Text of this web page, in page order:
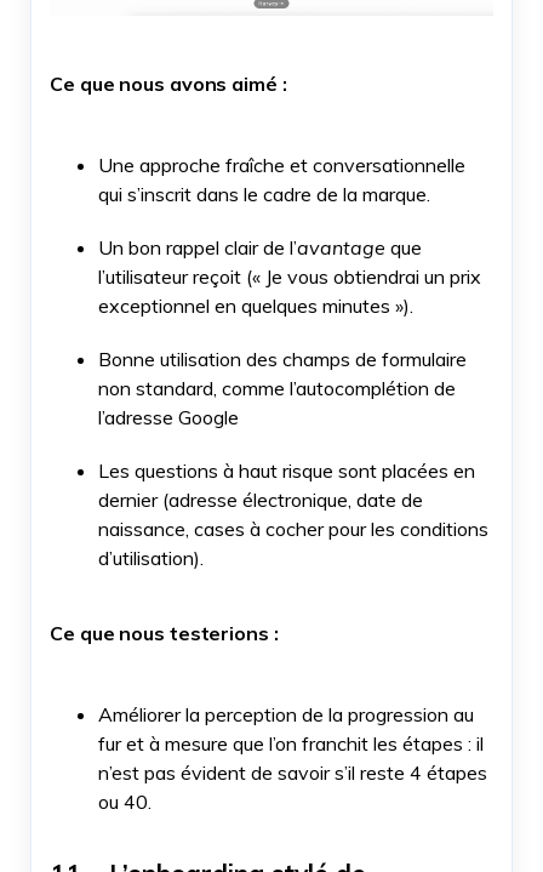
Ce que nous avons aimé :
Une approche fraîche et conversationnelle
qui s’inscrit dans le cadre de la marque.
Un bon rappel clair de l’avantage que
l’utilisateur reçoit (« Je vous obtiendrai un prix
exceptionnel en quelques minutes »).
Bonne utilisation des champs de formulaire
non standard, comme l’autocomplétion de
l’adresse Google
Les questions à haut risque sont placées en
dernier (adresse électronique, date de
naissance, cases à cocher pour les conditions
d’utilisation).
Ce que nous testerions :
Améliorer la perception de la progression au
fur et à mesure que l’on franchit les étapes : il
n’est pas évident de savoir s’il reste 4 étapes
ou 40.